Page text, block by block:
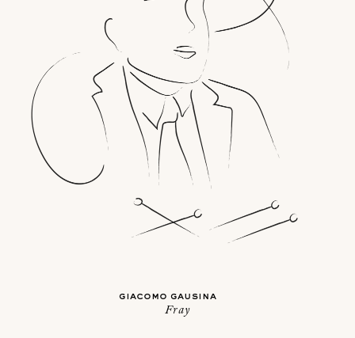
giacomo gausina
Fray